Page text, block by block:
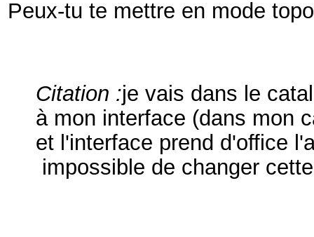
Peux-tu te mettre en mode
Citation :je vais dans le
à mon interface (dans mon
et l'interface prend d'office
impossible de changer